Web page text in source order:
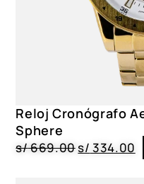
Reloj Cronógrafo
Sphere
s/669.00s/ 334.00